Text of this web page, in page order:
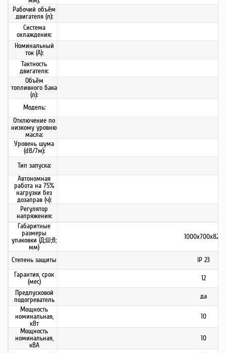
Рабочий объём
двигателя (л):
Система
охлаждения:
Номинальный
ток (А):
Тактность
двигателя:
Объём
топливного бака
(л):
Модель:
Отключение по
низкому уровню
масла:
Уровень шума
(dB/7м):
Тип запуска:
Автономная
работа на 75%
нагрузки без
дозаправ (ч):
Регулятор
напряжения:
Габаритные
размеры
упаковки (Д;Ш;В;
мм)
1000x700x820
Степень защиты
IP 23
Гарантия, срок
(мес)
12
Предпусковой
подогреватель
да
Мощность
номинальная,
кВт
10
Мощность
номинальная,
кВА
10